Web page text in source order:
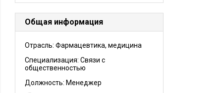
Общая информация
Отрасль: Фармацевтика, медицина
Специализация: Связи с
общественностью
Должность: Менеджер